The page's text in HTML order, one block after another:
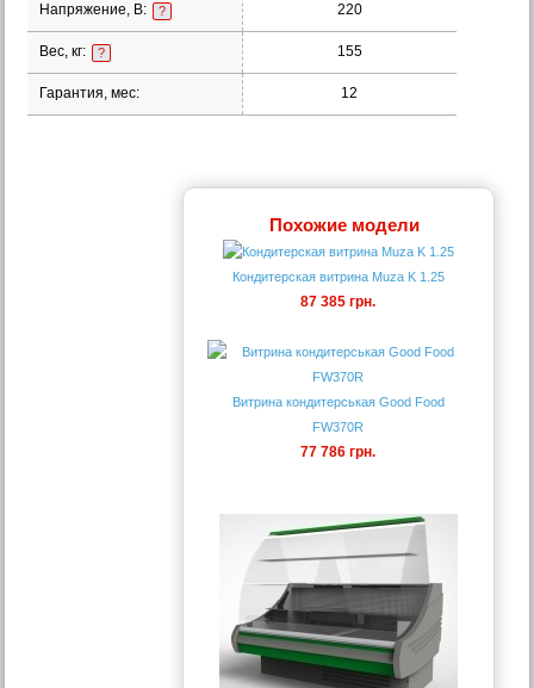
Напряжение, В: ? 220
Вес, кг: ? 155
Гарантия, мес: 12
Похожие модели
Кондитерская витрина Muza K 1.25
87 385 грн.
Витрина кондитерськая Good Food
FW370R
77 786 грн.